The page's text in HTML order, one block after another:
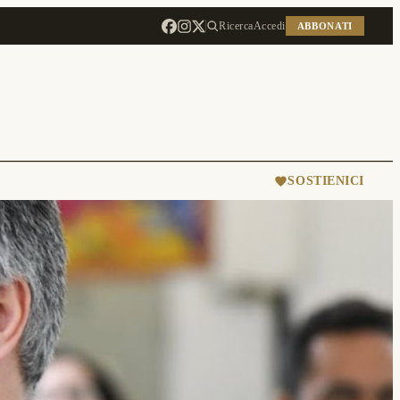
RicercaAccedi ABBONATI
SOSTIENICI